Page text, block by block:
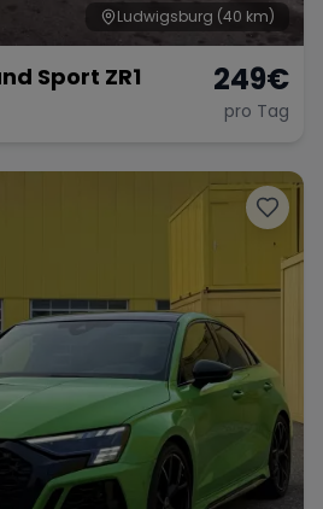
Ludwigsburg (40 km)
Sport ZR1 249€
pro Tag